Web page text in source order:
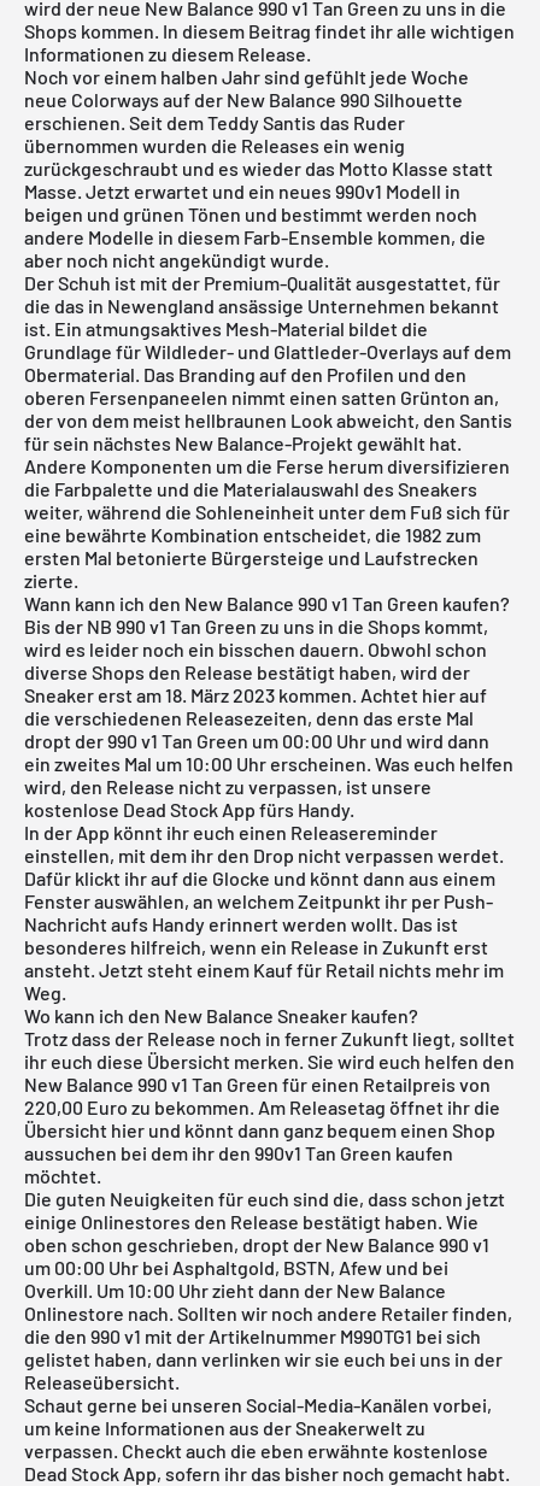
wird der neue New Balance 990 v1 Tan Green zu uns in die
Shops kommen. In diesem Beitrag findet ihr alle wichtigen
Informationen zu diesem Release.
Noch vor einem halben Jahr sind gefühlt jede Woche
neue Colorways auf der New Balance 990 Silhouette
erschienen. Seit dem Teddy Santis das Ruder
übernommen wurden die Releases ein wenig
zurückgeschraubt und es wieder das Motto Klasse statt
Masse. Jetzt erwartet und ein neues 990v1 Modell in
beigen und grünen Tönen und bestimmt werden noch
andere Modelle in diesem Farb-Ensemble kommen, die
aber noch nicht angekündigt wurde.
Der Schuh ist mit der Premium-Qualität ausgestattet, für
die das in Newengland ansässige Unternehmen bekannt
ist. Ein atmungsaktives Mesh-Material bildet die
Grundlage für Wildleder- und Glattleder-Overlays auf dem
Obermaterial. Das Branding auf den Profilen und den
oberen Fersenpaneelen nimmt einen satten Grünton an,
der von dem meist hellbraunen Look abweicht, den Santis
für sein nächstes New Balance-Projekt gewählt hat.
Andere Komponenten um die Ferse herum diversifizieren
die Farbpalette und die Materialauswahl des Sneakers
weiter, während die Sohleneinheit unter dem Fuß sich für
eine bewährte Kombination entscheidet, die 1982 zum
ersten Mal betonierte Bürgersteige und Laufstrecken
zierte.
Wann kann ich den New Balance 990 v1 Tan Green kaufen?
Bis der NB 990 v1 Tan Green zu uns in die Shops kommt,
wird es leider noch ein bisschen dauern. Obwohl schon
diverse Shops den Release bestätigt haben, wird der
Sneaker erst am 18. März 2023 kommen. Achtet hier auf
die verschiedenen Releasezeiten, denn das erste Mal
dropt der 990 v1 Tan Green um 00:00 Uhr und wird dann
ein zweites Mal um 10:00 Uhr erscheinen. Was euch helfen
wird, den Release nicht zu verpassen, ist unsere
kostenlose Dead Stock App fürs Handy.
In der App könnt ihr euch einen Releasereminder
einstellen, mit dem ihr den Drop nicht verpassen werdet.
Dafür klickt ihr auf die Glocke und könnt dann aus einem
Fenster auswählen, an welchem Zeitpunkt ihr per Push-
Nachricht aufs Handy erinnert werden wollt. Das ist
besonderes hilfreich, wenn ein Release in Zukunft erst
ansteht. Jetzt steht einem Kauf für Retail nichts mehr im
Weg.
Wo kann ich den New Balance Sneaker kaufen?
Trotz dass der Release noch in ferner Zukunft liegt, solltet
ihr euch diese Übersicht merken. Sie wird euch helfen den
New Balance 990 v1 Tan Green für einen Retailpreis von
220,00 Euro zu bekommen. Am Releasetag öffnet ihr die
Übersicht hier und könnt dann ganz bequem einen Shop
aussuchen bei dem ihr den 990v1 Tan Green kaufen
möchtet.
Die guten Neuigkeiten für euch sind die, dass schon jetzt
einige Onlinestores den Release bestätigt haben. Wie
oben schon geschrieben, dropt der New Balance 990 v1
um 00:00 Uhr bei Asphaltgold, BSTN, Afew und bei
Overkill. Um 10:00 Uhr zieht dann der New Balance
Onlinestore nach. Sollten wir noch andere Retailer finden,
die den 990 v1 mit der Artikelnummer M990TG1 bei sich
gelistet haben, dann verlinken wir sie euch bei uns in der
Releaseübersicht.
Schaut gerne bei unseren Social-Media-Kanälen vorbei,
um keine Informationen aus der Sneakerwelt zu
verpassen. Checkt auch die eben erwähnte kostenlose
Dead Stock App, sofern ihr das bisher noch gemacht habt.